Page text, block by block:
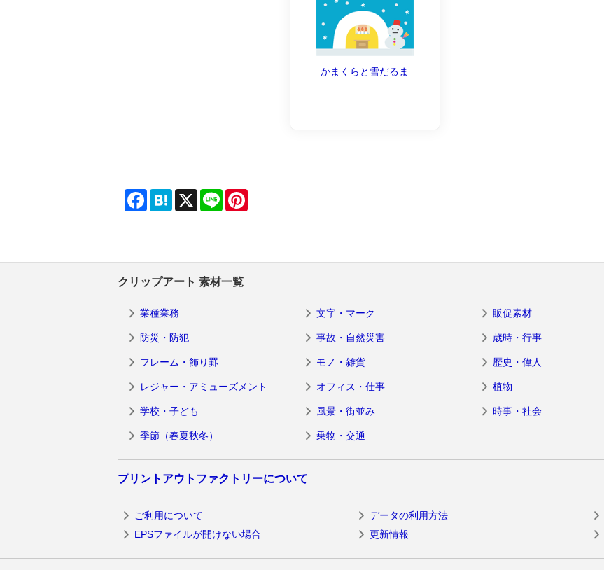
かまくらと雪だるま
FacebookHatenaX Line
クリップアート 素材一覧
業種業務 文字・マーク 販促素材
防災・防犯 事故・自然災害 歳時・行事
フレーム・飾り罫 モノ・雑貨 歴史・偉人
レジャー・アミューズメント オフィス・仕事 植物
学校・子ども 風景・街並み 時事・社会
季節（春夏秋冬） 乗物・交通
プリントアウトファクトリーについて
ご利用について データの利用方法
EPSファイルが開けない場合
更新情報